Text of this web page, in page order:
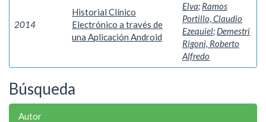
2014
Historial Clínico
Electrónico a través de
una Aplicación Android
Elva; Ramos
Portillo, Claudio
Ezequiel; Demestri
Rigoni, Roberto
Alfredo
Búsqueda
Autor